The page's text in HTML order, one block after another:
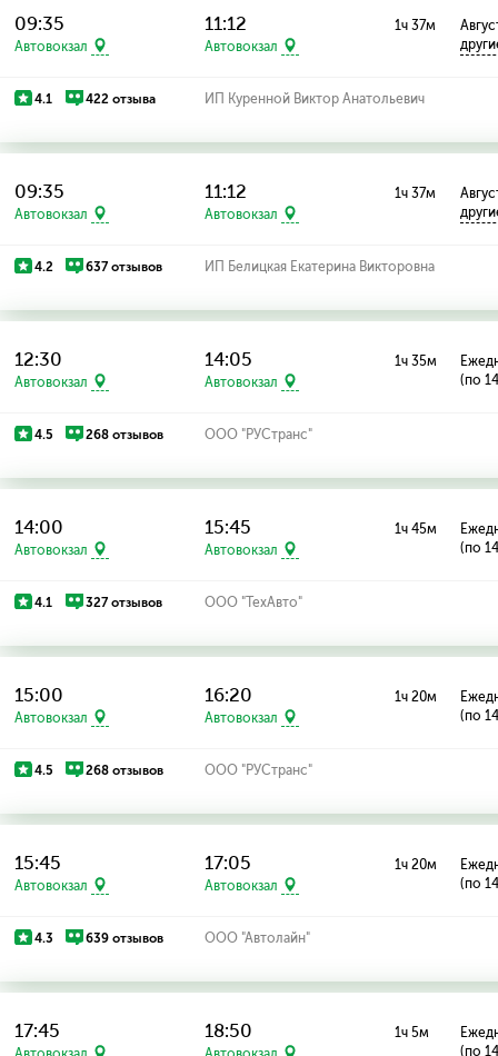
09:35
Автовокзал
11:12
Автовокзал
1ч 37м
4.1 422 отзыва ИП Куренной Виктор Анатольевич
09:35
Автовокзал
11:12
Автовокзал
1ч 37м
4.2 637 отзывов ИП Белицкая Екатерина Викторовна
12:30
Автовокзал
14:05
Автовокзал
1ч 35м
(по
4.5 268 отзывов ООО "РУСтранс"
14:00
Автовокзал
15:45
Автовокзал
1ч 45м
(по
4.1 327 отзывов ООО "ТехАвто"
15:00
Автовокзал
16:20
Автовокзал
1ч 20м
(по
4.5 268 отзывов ООО "РУСтранс"
15:45
Автовокзал
17:05
Автовокзал
1ч 20м
(по
4.3 639 отзывов ООО "Автолайн"
17:45 18:50 1ч 5м
(по